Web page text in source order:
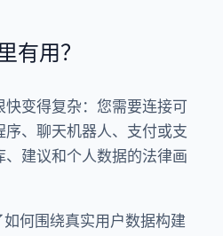
有用？
变得复杂：您需要连接可
、聊天机器人、支付或支
建议和个人数据的法律画
何围绕真实用户数据构建